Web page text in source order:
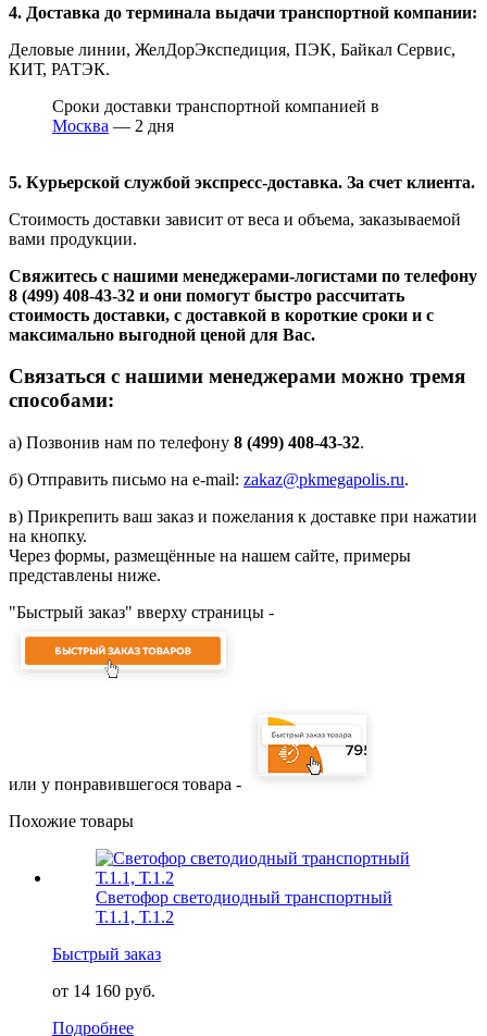
4. Доставка до терминала выдачи транспортной компании:
Деловые линии, ЖелДорЭкспедиция, ПЭК, Байкал Сервис,
КИТ, РАТЭК.
Сроки доставки транспортной компанией в
Москва — 2 дня
5. Курьерской службой экспресс-доставка. За счет клиента.
Стоимость доставки зависит от веса и объема, заказываемой
вами продукции.
Свяжитесь с нашими менеджерами-логистами по телефону
8 (499) 408-43-32 и они помогут быстро рассчитать
стоимость доставки, с доставкой в короткие сроки и с
максимально выгодной ценой для Вас.
Связаться с нашими менеджерами можно тремя
способами:
а) Позвонив нам по телефону 8 (499) 408-43-32.
б) Отправить письмо на e-mail: zakaz@pkmegapolis.ru.
в) Прикрепить ваш заказ и пожелания к доставке при нажатии
на кнопку.
Через формы, размещённые на нашем сайте, примеры
представлены ниже.
"Быстрый заказ" вверху страницы -
или у понравившегося товара -
Похожие товары
Светофор светодиодный транспортный
Т.1.1, Т.1.2
Быстрый заказ
от 14 160 руб.
Подробнее